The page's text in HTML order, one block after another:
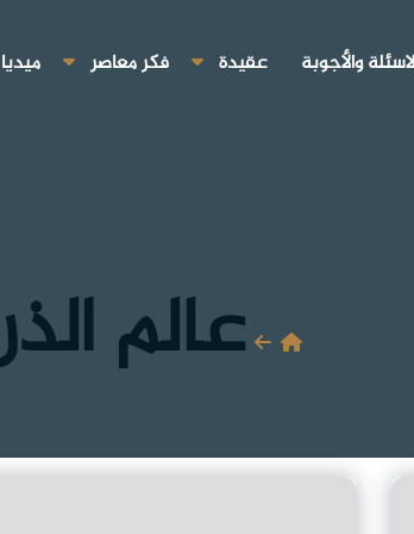
والأجوبة عقيدة فكر معاصر ميديا
عالم